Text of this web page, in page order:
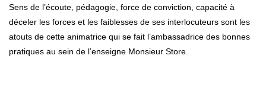
Sens de l’écoute, pédagogie, force de conviction, capacité à
déceler les forces et les faiblesses de ses interlocuteurs sont les
atouts de cette animatrice qui se fait l’ambassadrice des bonnes
pratiques au sein de l’enseigne Monsieur Store.